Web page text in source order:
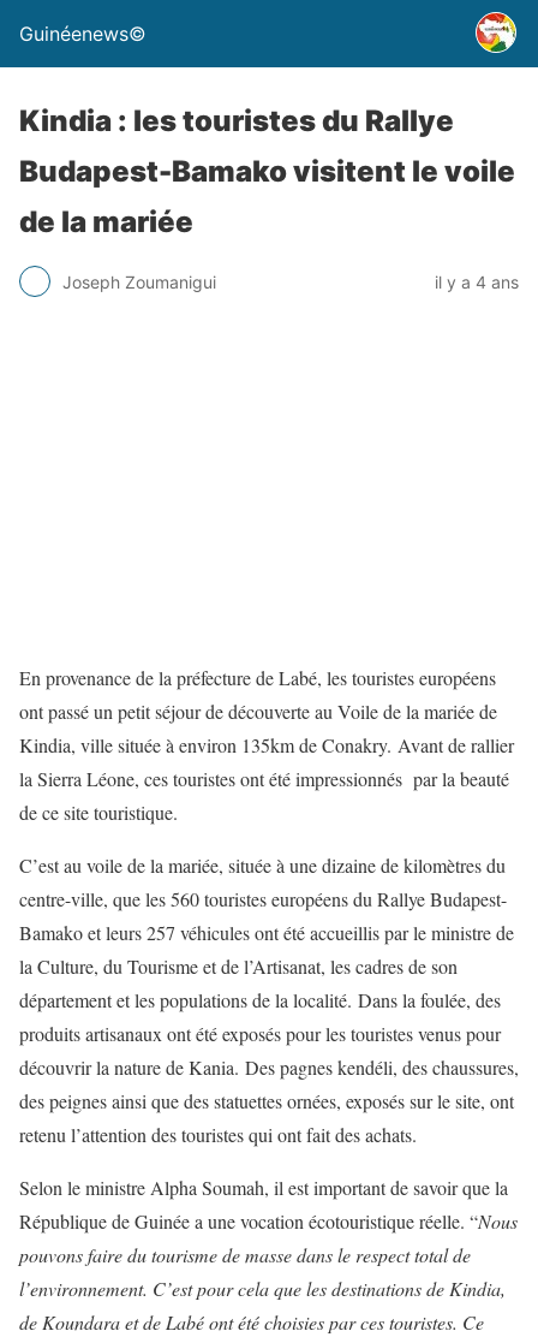
Guinéenews©
Kindia : les touristes du Rallye
Budapest-Bamako visitent le voile
de la mariée
Joseph Zoumanigui il y a 4 ans
En provenance de la préfecture de Labé, les touristes européens
ont passé un petit séjour de découverte au Voile de la mariée de
Kindia, ville située à environ 135km de Conakry. Avant de rallier
la Sierra Léone, ces touristes ont été impressionnés par la beauté
de ce site touristique.
C’est au voile de la mariée, située à une dizaine de kilomètres du
centre-ville, que les 560 touristes européens du Rallye Budapest-
Bamako et leurs 257 véhicules ont été accueillis par le ministre de
la Culture, du Tourisme et de l’Artisanat, les cadres de son
département et les populations de la localité. Dans la foulée, des
produits artisanaux ont été exposés pour les touristes venus pour
découvrir la nature de Kania. Des pagnes kendéli, des chaussures,
des peignes ainsi que des statuettes ornées, exposés sur le site, ont
retenu l’attention des touristes qui ont fait des achats.
Selon le ministre Alpha Soumah, il est important de savoir que la
République de Guinée a une vocation écotouristique réelle. “Nous
pouvons faire du tourisme de massedans le respect total de
l’environnement. C’est pour cela que les destinations de Kindia,
de Koundara et de Labé ont été choisies par ces touristes. Ce